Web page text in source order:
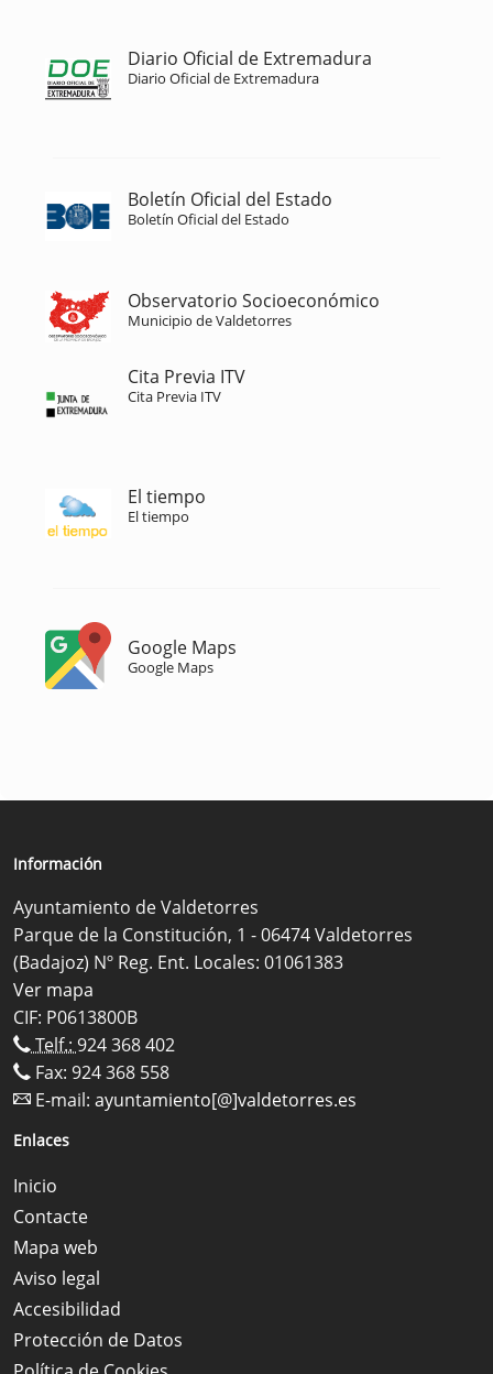
Diario Oficial de Extremadura
Diario Oficial de Extremadura
Boletín Oficial del Estado
Boletín Oficial del Estado
Observatorio Socioeconómico
Municipio de Valdetorres
Cita Previa ITV
Cita Previa ITV
El tiempo
El tiempo
Google Maps
Google Maps
Información
Ayuntamiento de Valdetorres
Parque de la Constitución, 1 - 06474 Valdetorres
(Badajoz) Nº Reg. Ent. Locales: 01061383
Ver mapa
CIF: P0613800B
Telf.: 924 368 402
Fax: 924 368 558
E-mail: ayuntamiento[@]valdetorres.es
Enlaces
Inicio
Contacte
Mapa web
Aviso legal
Accesibilidad
Protección de Datos